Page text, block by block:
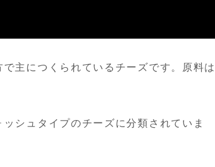
主につくられているチーズです。原料は
シュタイプのチーズに分類されていま